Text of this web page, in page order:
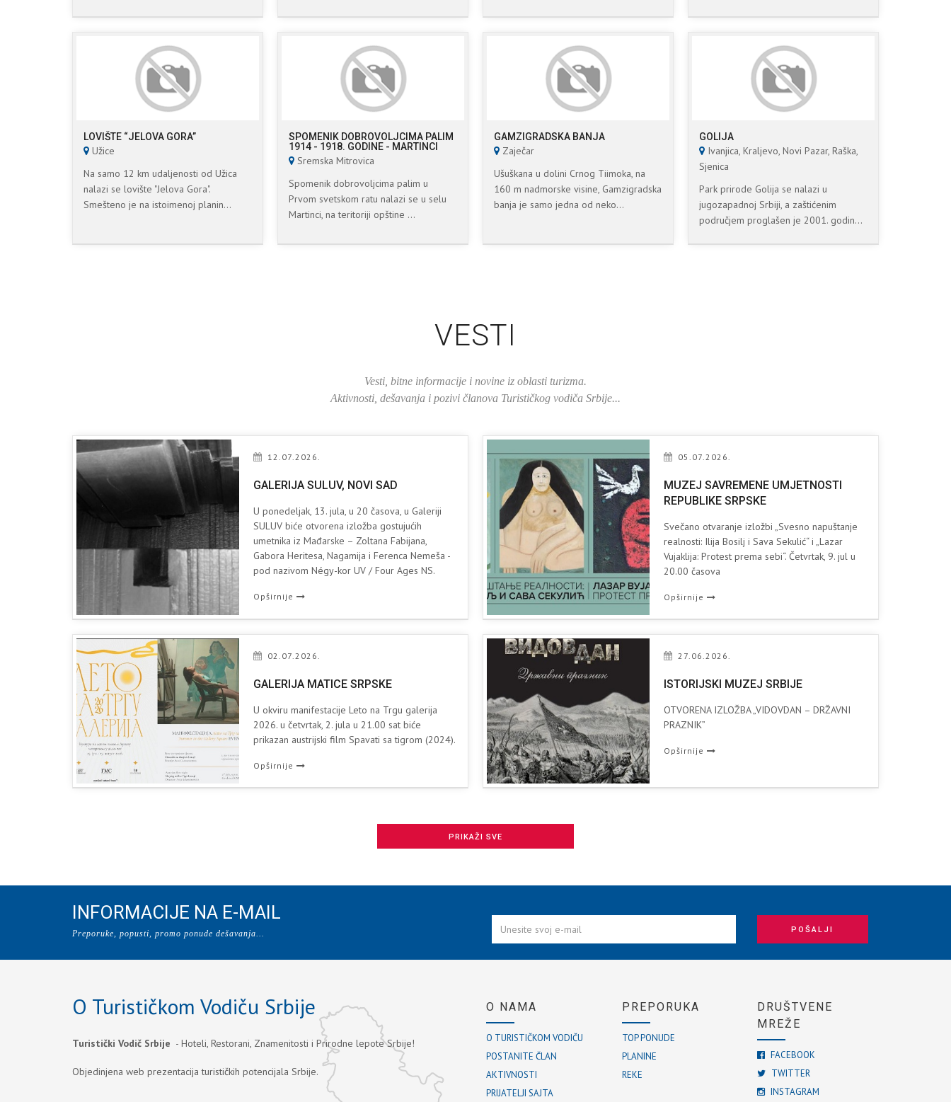
LOVIŠTE “JELOVA GORA”
Užice
Na samo 12 km udaljenosti od Užica
nalazi se lovište "Jelova Gora".
Smešteno je na istoimenoj planin...
SPOMENIK DOBROVOLJCIMA PALIM
1914 - 1918. GODINE - MARTINCI
Sremska Mitrovica
Spomenik dobrovoljcima palim u
Prvom svetskom ratu nalazi se u selu
Martinci, na teritoriji opštine ...
GAMZIGRADSKA BANJA
Zaječar
Ušuškana u dolini Crnog Tiimoka, na
160 m nadmorske visine, Gamzigradska
banja je samo jedna od neko...
GOLIJA
Ivanjica, Kraljevo, Novi Pazar, Raška,
Sjenica
Park prirode Golija se nalazi u
jugozapadnoj Srbiji, a zaštićenim
područjem proglašen je 2001. godin...
VESTI
Vesti, bitne informacije i novine iz oblasti turizma.
Aktivnosti, dešavanja i pozivi članova Turističkog vodiča Srbije...
12.07.2026.
GALERIJA SULUV, NOVI SAD
U ponedeljak, 13. jula, u 20 časova, u Galeriji
SULUV biće otvorena izložba gostujućih
umetnika iz Mađarske – Zoltana Fabijana,
Gabora Heritesa, Nagamija i Ferenca Nemeša -
pod nazivom Négy-kor UV / Four Ages NS.
Opširnije
05.07.2026.
MUZEJ SAVREMENE UMJETNOSTI
REPUBLIKE SRPSKE
Svečano otvaranje izložbi „Svesno napuštanje
realnosti: Ilija Bosilj i Sava Sekulić“ i „Lazar
Vujaklija: Protest prema sebi“. Četvrtak, 9. jul u
20.00 časova
Opširnije
02.07.2026.
GALERIJA MATICE SRPSKE
U okviru manifestacije Leto na Trgu galerija
2026. u četvrtak, 2. jula u 21.00 sat biće
prikazan austrijski film Spavati sa tigrom (2024).
Opširnije
27.06.2026.
ISTORIJSKI MUZEJ SRBIJE
OTVORENA IZLOŽBA „VIDOVDAN – DRŽAVNI
PRAZNIK”
Opširnije
PRIKAŽI SVE
INFORMACIJE NA E-MAIL
Preporuke, popusti, promo ponude dešavanja... POŠALJI
O Turističkom Vodiču Srbije
Turistički Vodič Srbije - Hoteli, Restorani, Znamenitosti i Prirodne lepote Srbije!
Objedinjena web prezentacija turističkih potencijala Srbije.
O NAMA
O TURISTIČKOM VODIČU
POSTANITE ČLAN
AKTIVNOSTI
PRIJATELJI SAJTA
PREPORUKA
TOP PONUDE
PLANINE
REKE
DRUŠTVENE
MREŽE
FACEBOOK
TWITTER
INSTAGRAM